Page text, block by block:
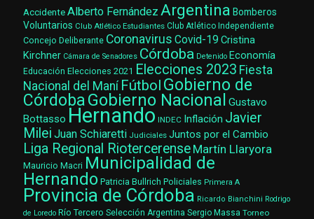
AccidenteAlberto Fernández Argentina Bomberos
Voluntarios Club Atlético Estudiantes Club Atlético Independiente
Concejo Deliberante Coronavirus Covid-19 Cristina
Kirchner Cámara de Senadores Córdoba Detenido Economía
Educación Elecciones 2021 Elecciones 2023 Fiesta
Nacional del Maní Fútbol Gobierno de
CórdobaGobierno Nacional Gustavo
Bottasso Hernando INDEC Inflación Javier
Milei Juan Schiaretti Judiciales Juntos por el Cambio
Liga Regional Riotercerense Martín Llaryora
Mauricio Macri Municipalidad de
Hernando Patricia Bullrich Policiales Primera A
Provincia de Córdoba Ricardo Bianchini Rodrigo
de Loredo Río Tercero Selección Argentina Sergio Massa Torneo